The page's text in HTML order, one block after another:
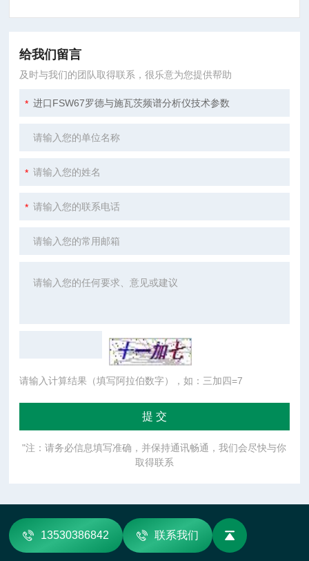
给我们留言
及时与我们的团队取得联系，很乐意为您提供帮助
请输入计算结果（填写阿拉伯数字），如：三加四=7
"注：请务必信息填写准确，并保持通讯畅通，我们会尽快与你
取得联系
13530386842 联系我们